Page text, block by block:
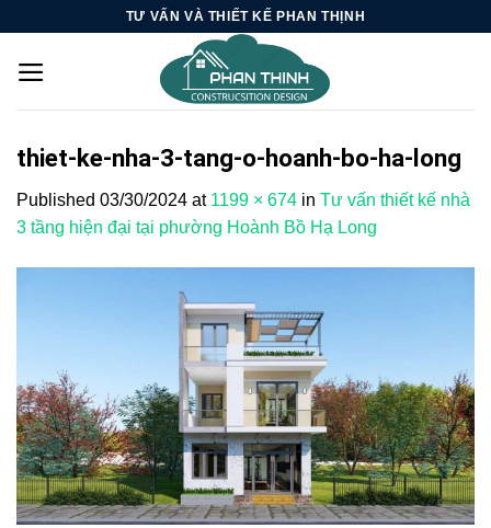
content
TƯ VẤN VÀ THIẾT KẾ PHAN THỊNH
thiet-ke-nha-3-tang-o-hoanh-bo-ha-long
Published 03/30/2024 at 1199 × 674 in Tư vấn thiết kế nhà
3 tầng hiện đại tại phường Hoành Bồ Hạ Long